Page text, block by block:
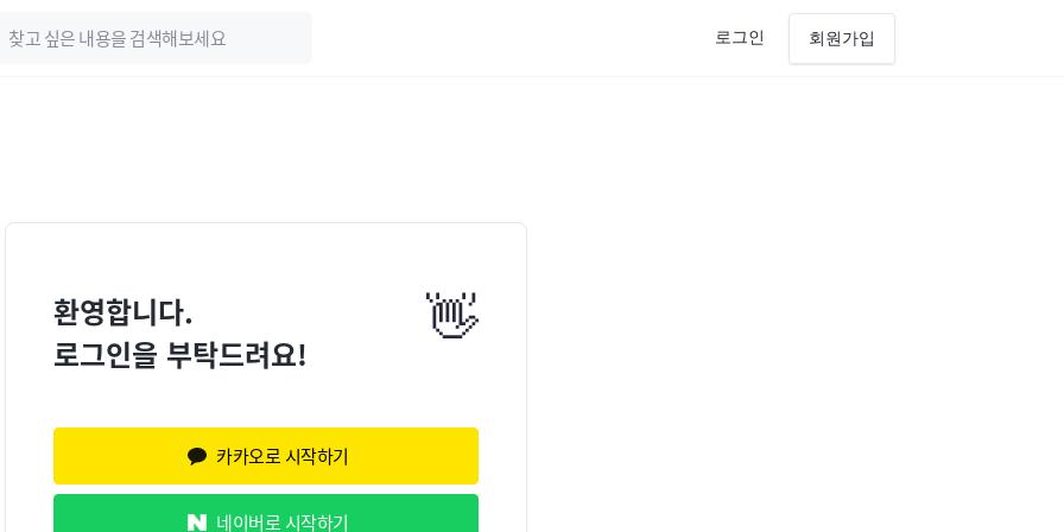
로그인 회원가입
환영합니다.
로그인을 부탁드려요!
👋
카카오로 시작하기
네이버로 시작하기